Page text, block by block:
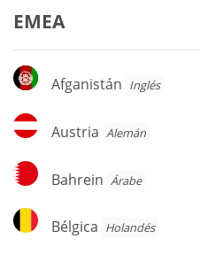
EMEA
Afganistán
Afganistán Inglés
Austria
Austria Alemán
Bahrein
Bahrein Árabe
Bélgica
Bélgica Holandés